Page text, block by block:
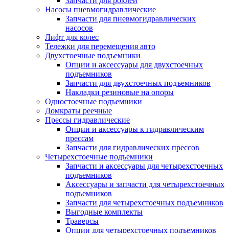
Насосы пневмогидравлические
Запчасти для пневмогидравлических
насосов
Лифт для колес
Тележки для перемещения авто
Двухстоечные подъемники
Опции и аксессуары для двухстоечных
подъемников
Запчасти для двухстоечных подъемников
Накладки резиновые на опоры
Одностоечные подъемники
Домкраты реечные
Прессы гидравлические
Опции и аксессуары к гидравлическим
прессам
Запчасти для гидравлических прессов
Четырехстоечные подъемники
Запчасти и аксессуары для четырехстоечных
подъемников
Аксессуары и запчасти для четырехстоечных
подъемников
Запчасти для четырехстоечных подъемников
Выгодные комплекты
Траверсы
Опции для четырехстоечных подъемников